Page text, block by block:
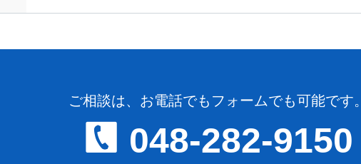
ご相談は、お電話でもフォームでも可能です。
048-282-9150